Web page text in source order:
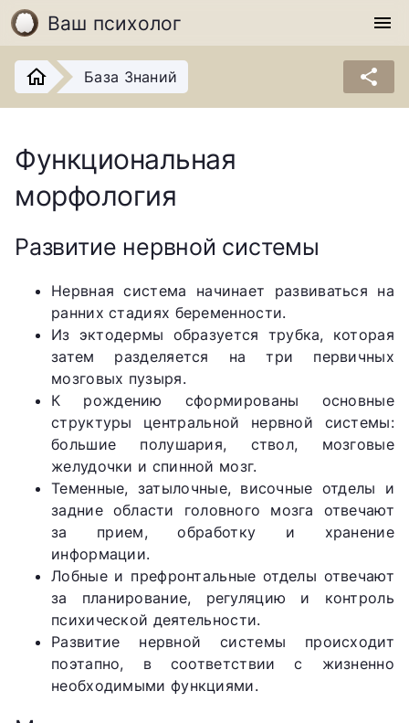
Ваш психолог menu
База Знаний share
Функциональная
морфология
Развитие нервной системы
Нервная система начинает развиваться на
ранних стадиях беременности.
Из эктодермы образуется трубка, которая
затем разделяется на три первичных
мозговых пузыря.
К рождению сформированы основные
структуры центральной нервной системы:
большие полушария, ствол, мозговые
желудочки и спинной мозг.
Теменные, затылочные, височные отделы и
задние области головного мозга отвечают
за прием, обработку и хранение
информации.
Лобные и префронтальные отделы отвечают
за планирование, регуляцию и контроль
психической деятельности.
Развитие нервной системы происходит
поэтапно, в соответствии с жизненно
необходимыми функциями.